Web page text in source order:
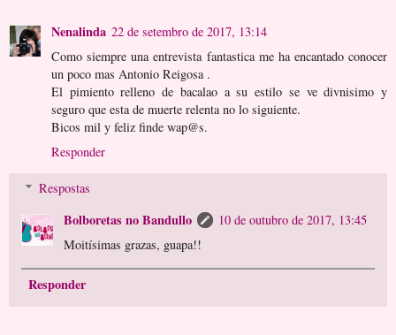
Nenalinda 22 de setembro de 2017, 13:14
Como siempre una entrevista fantastica me ha encantado conocer
un poco mas Antonio Reigosa .
El pimiento relleno de bacalao a su estilo se ve divnisimo y
seguro que esta de muerte relenta no lo siguiente.
Bicos mil y feliz finde wap@s.
Responder
Respostas
Bolboretas no Bandullo
10 de outubro de 2017, 13:45
Moitísimas grazas, guapa!!
Responder